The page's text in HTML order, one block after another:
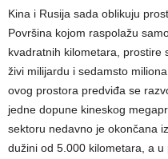
Kina i Rusija sada oblikuju
Površina kojom raspolažu
kvadratnih kilometara, prostire
živi milijardu i sedamsto
ovog prostora predviđa se
jedne dopune kineskog
sektoru nedavno je okončana
dužini od 5.000 kilometara, a u